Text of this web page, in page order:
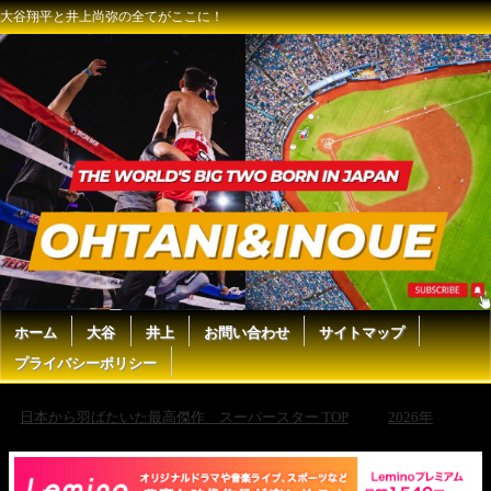
大谷翔平と井上尚弥の全てがここに！
ホーム 大谷 井上 お問い合わせ
サイトマップ
プライバシーポリシー
日本から羽ばたいた最高傑作 スーパースター TOP
2026年